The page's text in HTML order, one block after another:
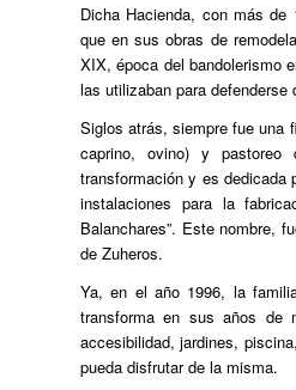
Dicha Hacienda, con más
que en sus obras de
XIX, época del bandolerismo
las utilizaban para
Siglos atrás, siempre fue una
caprino, ovino) y
transformación y es dedicada
instalaciones para la
Balanchares”. Este nombre,
de Zuheros.
Ya, en el año 1996, la
transforma en sus años de
accesibilidad, jardines,
pueda disfrutar de la misma.